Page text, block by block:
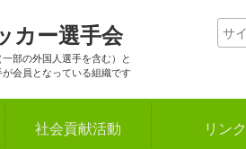
カー選手会
部の外国人選手を含む）と
会員となっている組織です
社会貢献活動 リンク